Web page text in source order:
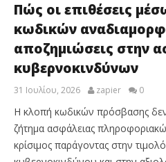
Πώς οι επιθέσεις
κωδικών
αποζημιώσεις στην
κυβερνοκινδύνων
31 Ιουλίου, 2026 zapier 0
Η κλοπή κωδικών πρόσβασης δεν
ζήτημα ασφάλειας
κρίσιμος παράγοντας στην